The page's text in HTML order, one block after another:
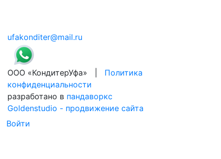
ufakonditer@mail.ru
ООО «КондитерУфа» | Политика
конфиденциальности
разработано в пандаворкс
Goldenstudio - продвижение сайта
Войти